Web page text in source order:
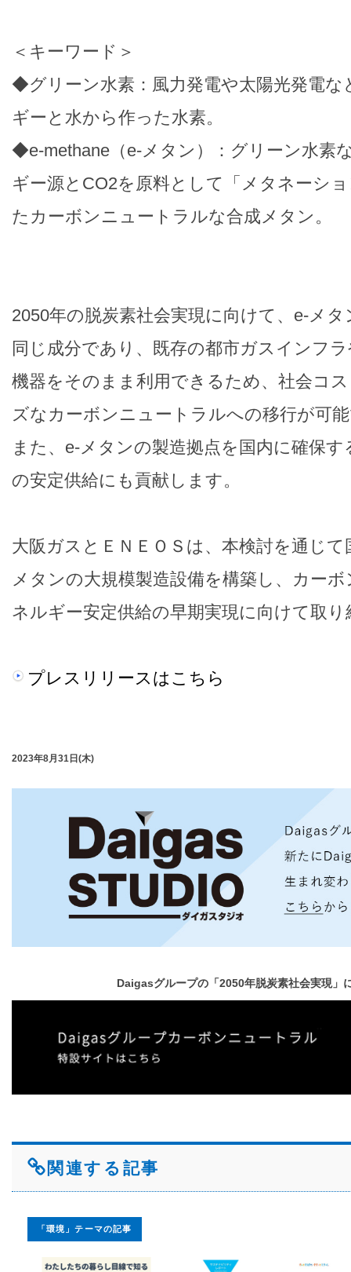
＜キーワード＞
◆グリーン水素：風力発電や太陽光発電な
ギーと水から作った水素。
◆e-methane（e-メタン）：グリーン水素
ギー源とCO2を原料として「メタネーシ
たカーボンニュートラルな合成メタン。
2050年の脱炭素社会実現に向けて、e-メ
同じ成分であり、既存の都市ガスインフ
機器をそのまま利用できるため、社会コ
ズなカーボンニュートラルへの移行が可
また、e-メタンの製造拠点を国内に確保
の安定供給にも貢献します。
大阪ガスとＥＮＥＯＳは、本検討を通じ
メタンの大規模製造設備を構築し、カー
ネルギー安定供給の早期実現に向けて取
プレスリリースはこちら
2023年8月31日(木)
Daigasグループの「2050年脱炭素社会実現」
関連する記事
「環境」テーマの記事